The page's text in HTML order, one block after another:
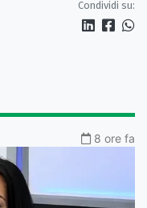
Condividi su:
8 ore fa